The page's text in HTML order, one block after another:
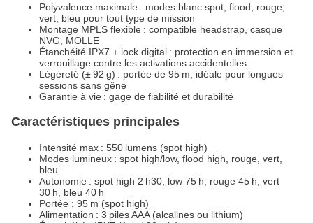
Polyvalence maximale : modes blanc spot, flood, rouge,
vert, bleu pour tout type de mission
Montage MPLS flexible : compatible headstrap, casque
NVG, MOLLE
Étanchéité IPX7 + lock digital : protection en immersion et
verrouillage contre les activations accidentelles
Légèreté (± 92 g) : portée de 95 m, idéale pour longues
sessions sans gêne
Garantie à vie : gage de fiabilité et durabilité
Caractéristiques principales
Intensité max : 550 lumens (spot high)
Modes lumineux : spot high/low, flood high, rouge, vert,
bleu
Autonomie : spot high 2 h30, low 75 h, rouge 45 h, vert
30 h, bleu 40 h
Portée : 95 m (spot high)
Alimentation : 3 piles AAA (alcalines ou lithium)